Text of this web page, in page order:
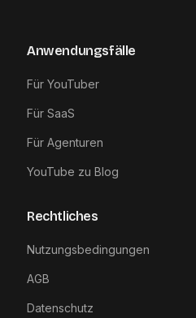
Anwendungsfälle
Für YouTuber
Für SaaS
Für Agenturen
YouTube zu Blog
Rechtliches
Nutzungsbedingungen
AGB
Datenschutz